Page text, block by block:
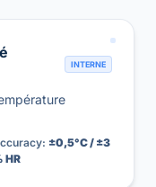
INTERNE
±0,5°C / ±3
HR